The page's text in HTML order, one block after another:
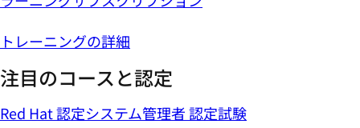
トレーニングの詳細
注目のコースと認定
Red Hat 認定システム管理者 認定試験